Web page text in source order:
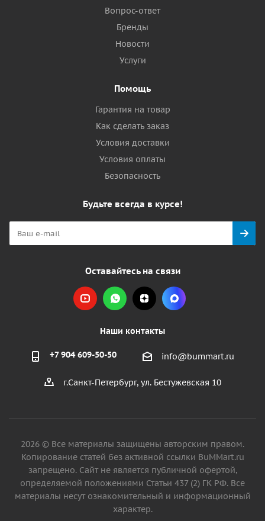
Вопрос-ответ
Бренды
Новости
Услуги
Помощь
Гарантия на товар
Как сделать заказ
Условия доставки
Условия оплаты
Безопасность
Будьте всегда в курсе!
Оставайтесь на связи
Наши контакты
+7 904 609-50-50 info@bummart.ru
г.Санкт-Петербург, ул. Бестужевская 10
2026 © Все материалы защищены авторским правом.
Копирование статей без активной ссылки BuMMart.ru
запрещено. Сайт не является публичной офертой,
определяемой положениями Статьи 437 (2) ГК РФ. Все
материалы несут ознакомительный и информационный
характер.